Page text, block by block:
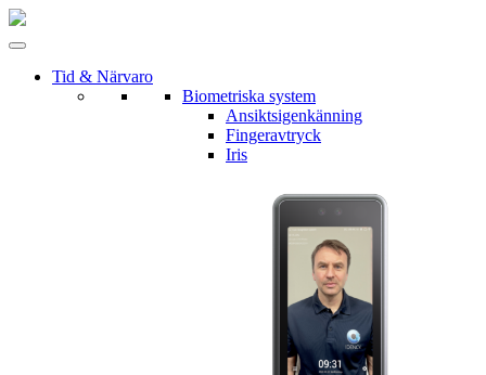
Tid & Närvaro
Biometriska system
Ansiktsigenkänning
Fingeravtryck
Iris